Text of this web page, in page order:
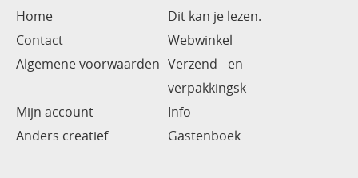
Home
Dit kan je lezen.
Contact
Webwinkel
Algemene voorwaarden Verzend - en
verpakkingsk
Mijn account
Info
Anders creatief
Gastenboek